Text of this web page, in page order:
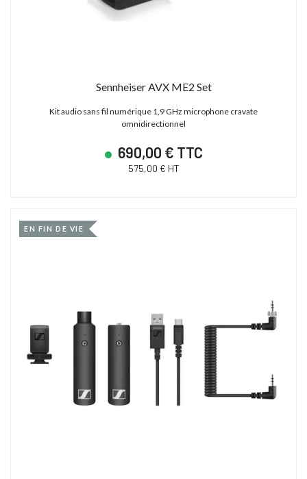
Sennheiser AVX ME2 Set
Kit audio sans fil numérique 1,9 GHz microphone cravate
omnidirectionnel
690,00 € TTC
575,00 € HT
EN FIN DE VIE